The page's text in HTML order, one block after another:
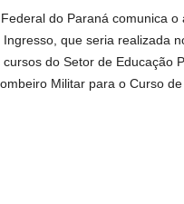
do Paraná comunica
que seria realizada
do Setor de Educação
Militar para o Curso